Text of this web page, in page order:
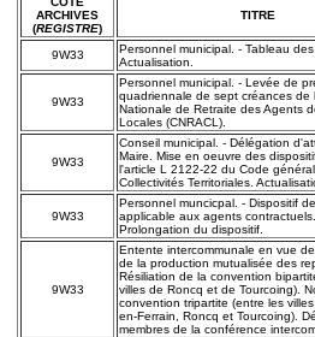
ARCHIVES
(REGISTRE)
TITRE
9W33
Personnel municipal. - Tableau des
Actualisation.
9W33
Personnel municipal. - Levée de
quadriennale de sept créances de
Nationale de Retraite des Agents
Locales (CNRACL).
9W33
Conseil municipal. - Délégation
Maire. Mise en oeuvre des
l'article L 2122-22 du Code
Collectivités Territoriales.
9W33
Personnel muncicpal. - Dispositif
applicable aux agents
Prolongation du dispositif.
9W33
Entente intercommunale en vue
de la production mutualisée des
Résiliation de la convention
villes de Roncq et de Tourcoing).
convention tripartite (entre les
en-Ferrain, Roncq et Tourcoing).
membres de la conférence